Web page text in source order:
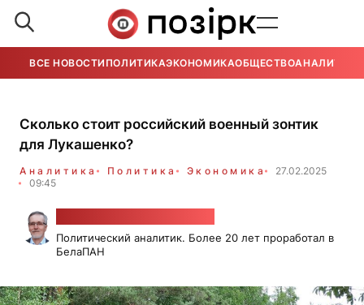
ВСЕ НОВОСТИ ПОЛИТИКАЭКОНОМИКАОБЩЕСТВОАНАЛИТИКА
Сколько стоит российский военный зонтик
для Лукашенко?
Аналитика Политика Экономика
27.02.2025
09:45
Политический аналитик. Более 20 лет проработал в
БелаПАН